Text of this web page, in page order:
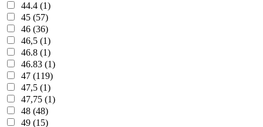
44.4 (1)
45 (57)
46 (36)
46,5 (1)
46.8 (1)
46.83 (1)
47 (119)
47,5 (1)
47,75 (1)
48 (48)
49 (15)